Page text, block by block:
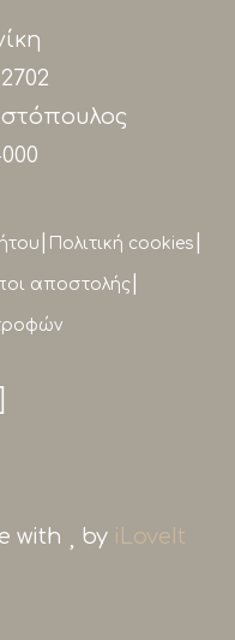
Πολιτική cookies
αποστολής
with by iLoveIt